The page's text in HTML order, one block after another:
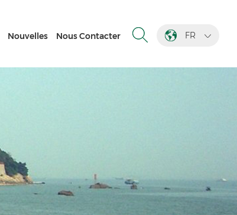
FR
Nouvelles Nous Contacter